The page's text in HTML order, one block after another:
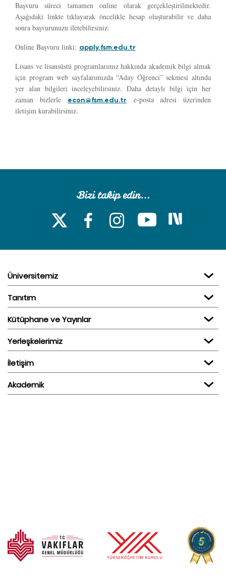
Başvuru süreci tamamen online olarak gerçekleştirilmektedir.
Aşağıdaki linkte tıklayarak öncelikle hesap oluşturabilir ve daha
sonra başvurunuzu iletebilirsiniz:
Online Başvuru linki: apply.fsm.edu.tr
Lisans ve lisansüstü programlarımız hakkında akademik bilgi almak
için program web sayfalarımızda “Aday Öğrenci” sekmesi altında
yer alan bilgileri inceleyebilirsiniz. Daha detaylı bilgi için her
zaman bizlerle
econ@fsm.edu.tr
e-posta adresi üzerinden
iletişim kurabilirsiniz.
Üniversitemiz
Tanıtım
Kütüphane ve Yayınlar
Yerleşkelerimiz
İletişim
Akademik